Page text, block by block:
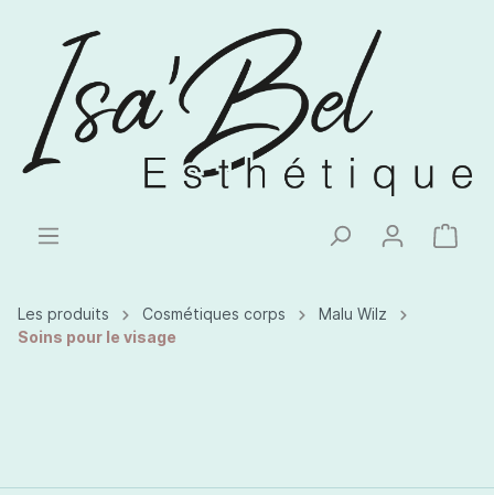
Les produits Cosmétiques corps
Malu Wilz
Soins pour le visage